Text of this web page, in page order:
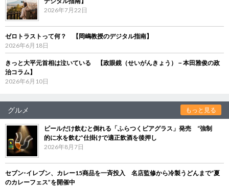
2026年7月22日
ゼロトラストって何？ 【岡嶋教授のデジタル指南】
2026年6月18日
きっと大平元首相は泣いている 【政眼鏡（せいがんきょう）－本田雅俊の政
治コラム】
2026年6月10日
グルメ もっと見る
ビールだけ飲むと倒れる「ふらつくビアグラス」発売 “強制
的に水を飲む”仕掛けで適正飲酒を後押し
2026年8月7日
セブン‐イレブン、カレー15商品を一斉投入 名店監修から冷製うどんまで“夏
のカレーフェス”を開催中